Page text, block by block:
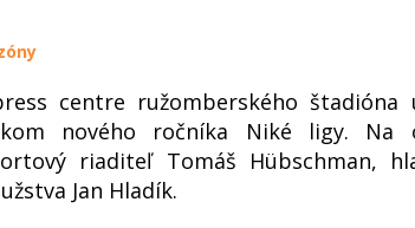
centre ružomberského štadióna
nového ročníka Niké ligy. Na
riaditeľ Tomáš Hübschman,
Jan Hladík.